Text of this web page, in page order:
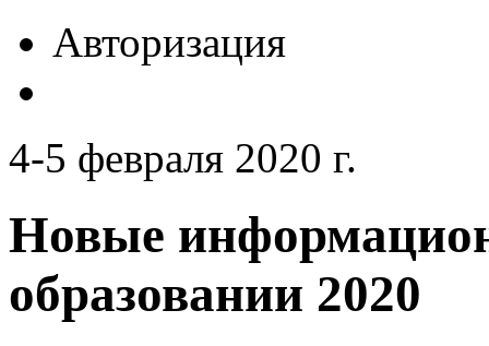
Авторизация
4-5 февраля 2020 г.
Новые
образовании 2020